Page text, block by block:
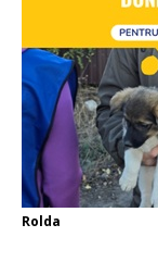
Rolda